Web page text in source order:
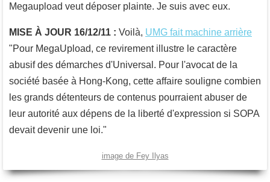
Megaupload veut déposer plainte. Je suis avec eux.
MISE À JOUR 16/12/11 : Voilà, UMG fait machine arrière
Pour MegaUpload, ce revirement illustre le caractère
abusif des démarches d'Universal. Pour l'avocat de la
société basée à Hong-Kong, cette affaire souligne combien
les grands détenteurs de contenus pourraient abuser de
leur autorité aux dépens de la liberté d'expression si SOPA
devait devenir une loi.
image de Fey Ilyas